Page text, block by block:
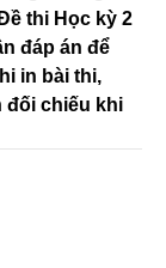
thi Học kỳ 2
đáp án để
in bài thi,
đối chiếu khi